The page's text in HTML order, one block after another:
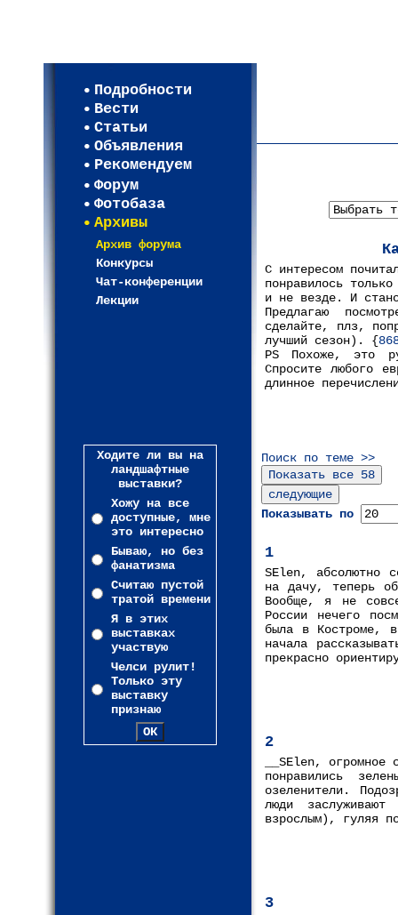
Подробности
Вести
Статьи
Объявления
Рекомендуем
Форум
Фотобаза
Архивы
Архив форума
Конкурсы
Чат-конференции
Лекции
Ходите ли вы на
ландшафтные
выставки?
Хожу на все
доступные, мне
это интересно
Бываю, но без
фанатизма
Считаю пустой
тратой времени
Я в этих
выставках
участвую
Челси рулит!
Только эту
выставку
признаю
С интересом
понравилось
и не везде. И
Предлагаю
сделайте, плз,
лучший сезон). {
PS Похоже, это
Спросите любого
длинное
Поиск по теме >>
Показывать по
1
SElen, абсолютно
на дачу, теперь
Вообще, я не
России нечего
была в Костроме,
начала
прекрасно
2
__SElen, огромное
понравились
озеленители.
люди
взрослым), гуляя
3